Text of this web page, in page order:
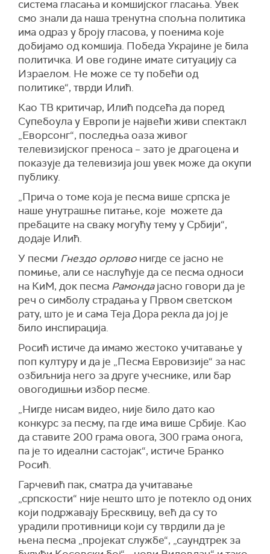
система гласања и комшијског гласања. Увек
смо знали да наша тренутна спољна политика
има одраз у броју гласова, у поенима које
добијамо од комшија. Победа Украјине је била
политичка. И ове године имате ситуацију са
Израелом. Не може се ту побећи од
политике“, тврди Илић.
Као ТВ критичар, Илић подсећа да поред
Супебоула у Европи је највећи живи спектакл
„Еворсонг“, последња оаза живог
телевизијског преноса – зато је драгоцена и
показује да телевизија још увек може да окупи
публику.
„Прича о томе која је песма више српска је
наше унутрашње питање, које можете да
пребаците на сваку могућу тему у Србији“,
додаје Илић.
У песми Гнездо орлово нигде се јасно не
помиње, али се наслућује да се песма односи
на КиМ, док песма Рамондајасно говори да је
реч о симболу страдања у Првом светском
рату, што је и сама Теја Дора рекла да јој је
било инспирација.
Росић истиче да имамо жестоко учитавање у
поп културу и да је „Песма Евровизије“ за нас
озбиљнија него за друге учеснике, или бар
овогодишњи избор песме.
„Нигде нисам видео, није било дато као
конкурс за песму, па где има више Србије. Као
да ставите 200 грама овога, 300 грама онога,
па је то идеални састојак“, истиче Бранко
Росић.
Гарчевић пак, сматра да учитавање
„српскости“ није нешто што је потекло од оних
који подржавају Бресквицу, већ да су то
урадили противници који су тврдили да је
њена песма „пројекат службе“, „саундтрек за